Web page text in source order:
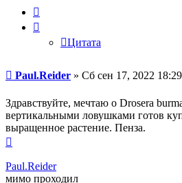
Цитата
Сообщение
Paul.Reider » Сб сен 17, 2022 18:29
Здравствуйте, мечтаю о Drosera
вертикальными ловушками готов
выращенное растение. Пенза.
началу
Paul.Reider
мимо проходил